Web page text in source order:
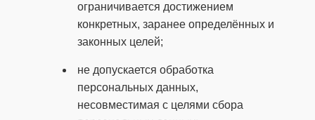
ограничивается достижением
конкретных, заранее определённых и
законных целей;
не допускается обработка
персональных данных,
несовместимая с целями сбора